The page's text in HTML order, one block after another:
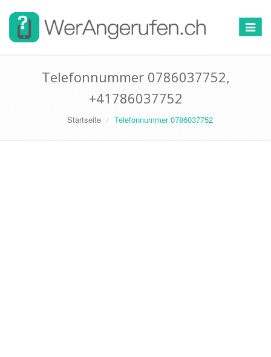
Toggle
Telefonnummer 0786037752,
+41786037752
Startseite Telefonnummer 0786037752